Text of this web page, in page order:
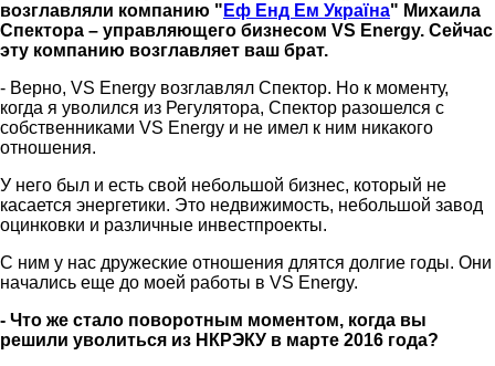
возглавляли компанию " Еф Енд Ем Україна" Михаила
Спектора – управляющего бизнесом VS Energy. Сейчас
эту компанию возглавляет ваш брат.
- Верно, VS Energy возглавлял Спектор. Но к моменту,
когда я уволился из Регулятора, Спектор разошелся с
собственниками VS Energy и не имел к ним никакого
отношения.
У него был и есть свой небольшой бизнес, который не
касается энергетики. Это недвижимость, небольшой завод
оцинковки и различные инвестпроекты.
С ним у нас дружеские отношения длятся долгие годы. Они
начались еще до моей работы в VS Energy.
- Что же стало поворотным моментом, когда вы
решили уволиться из НКРЭКУ в марте 2016 года?